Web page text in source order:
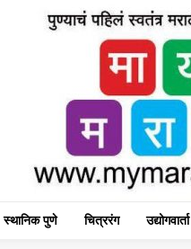
स्थानिक पुणे चित्ररंग उद्योगवार्ता